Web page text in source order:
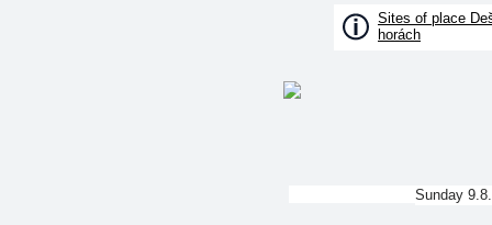
Sites of place
horách
Sunday